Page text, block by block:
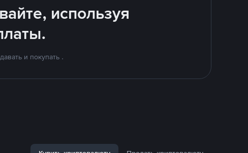
используя
и покупать .